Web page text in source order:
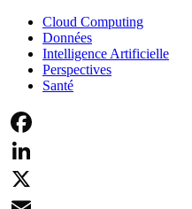
Cloud Computing
Données
Intelligence Artificielle
Perspectives
Santé
Facebook
LinkedIn